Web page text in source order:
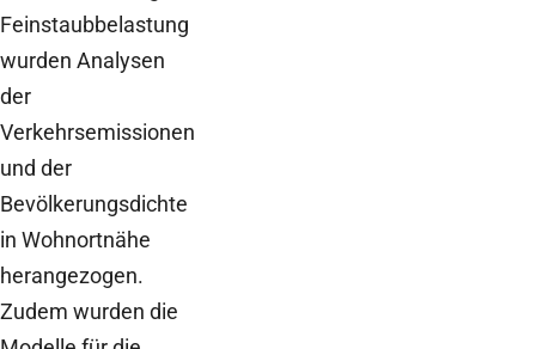
Feinstaubbelastung
wurden Analysen
der
Verkehrsemissionen
und der
Bevölkerungsdichte
in Wohnortnähe
herangezogen.
Zudem wurden die